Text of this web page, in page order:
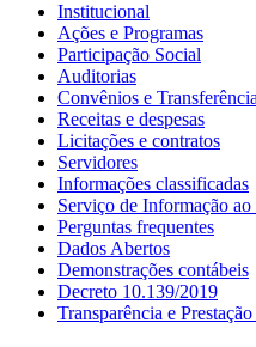
Institucional
Ações e Programas
Participação Social
Auditorias
Convênios e
Receitas e despesas
Licitações e contratos
Servidores
Informações classificadas
Serviço de Informação
Perguntas frequentes
Dados Abertos
Demonstrações contábeis
Decreto 10.139/2019
Transparência e